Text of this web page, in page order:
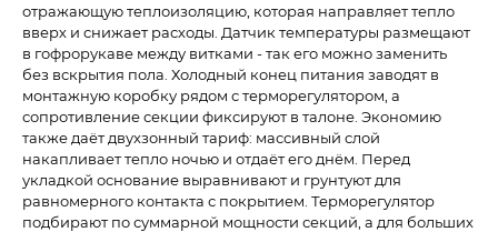
отражающую теплоизоляцию, которая направляет тепло
вверх и снижает расходы. Датчик температуры размещают
в гофрорукаве между витками - так его можно заменить
без вскрытия пола. Холодный конец питания заводят в
монтажную коробку рядом с терморегулятором, а
сопротивление секции фиксируют в талоне. Экономию
также даёт двухзонный тариф: массивный слой
накапливает тепло ночью и отдаёт его днём. Перед
укладкой основание выравнивают и грунтуют для
равномерного контакта с покрытием. Терморегулятор
подбирают по суммарной мощности секций, а для больших